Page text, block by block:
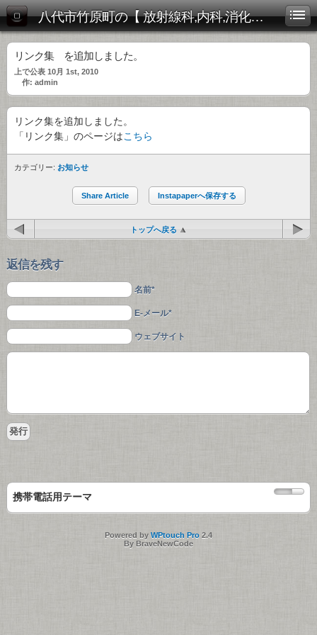
八代市竹原町の【 放射線科,内科,消化器内科 】放射線科・内科まきたクリニック
リンク集 を追加しました。
上で公表 10月 1st, 2010
作: admin
リンク集を追加しました。
「リンク集」のページはこちら
カテゴリー: お知らせ
Share Article Instapaperへ保存する
トップへ戻る
返信を残す
名前*
E-メール*
ウェブサイト
携帯電話用テーマ
Powered by WPtouch Pro 2.4
By BraveNewCode